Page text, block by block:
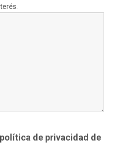
política de privacidad de